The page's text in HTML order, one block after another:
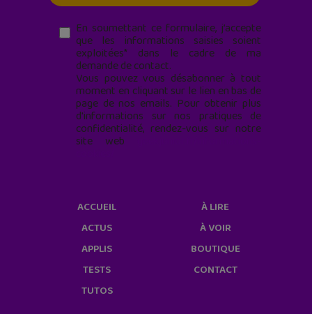
En soumettant ce formulaire, j’accepte
que les informations saisies soient
exploitées* dans le cadre de ma
demande de contact.
Vous pouvez vous désabonner à tout
moment en cliquant sur le lien en bas de
page de nos emails. Pour obtenir plus
d'informations sur nos pratiques de
confidentialité, rendez-vous sur notre
site web
ACCUEIL
ACTUS
APPLIS
TESTS
TUTOS
À LIRE
À VOIR
BOUTIQUE
CONTACT